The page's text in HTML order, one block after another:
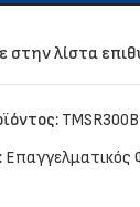
στην λίστα
TMSR300B
Επαγγελματικός